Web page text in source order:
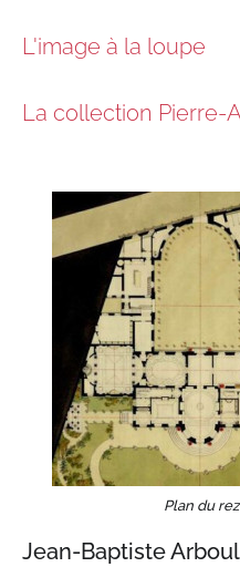
L'image à la loupe
La collection Pierre-
Plan du
Jean-Baptiste